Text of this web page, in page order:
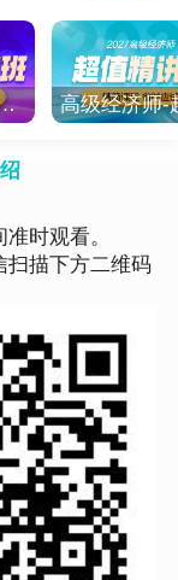
-零基础高效班
时观看。
扫描下方二维码